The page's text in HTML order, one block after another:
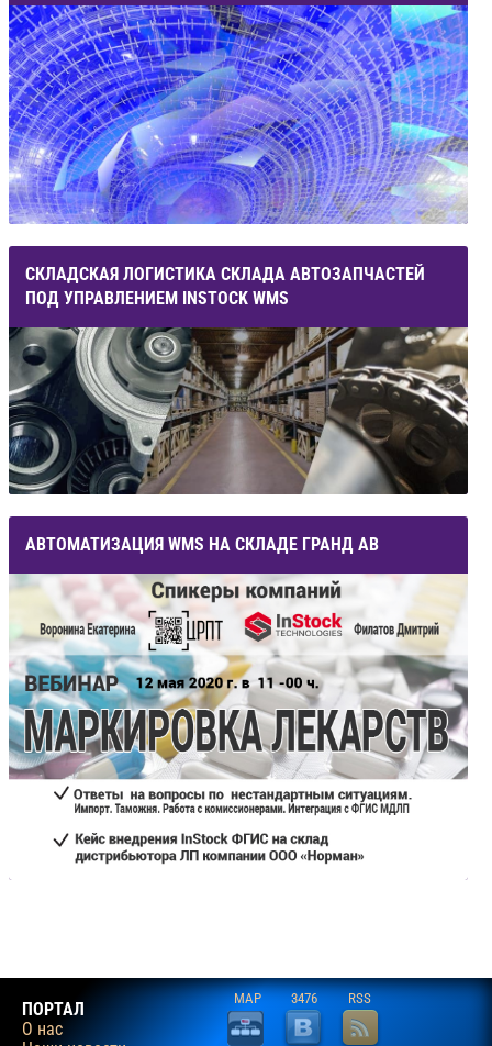
СКЛАДСКАЯ ЛОГИСТИКА СКЛАДА АВТОЗАПЧАСТЕЙ
ПОД УПРАВЛЕНИЕМ INSTOCK WMS
АВТОМАТИЗАЦИЯ WMS НА СКЛАДЕ ГРАНД АВ
ПОРТАЛ
О нас
MAP 3476 RSS